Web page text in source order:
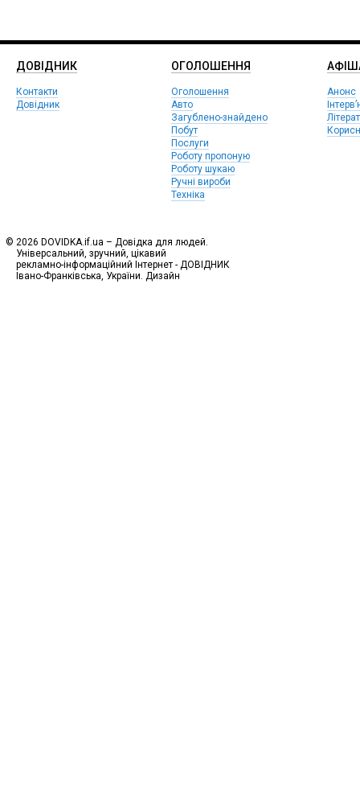
ДОВІДНИК
Контакти
Довідник
ОГОЛОШЕННЯ
Оголошення
Авто
Загублено-знайдено
Побут
Послуги
Роботу пропоную
Роботу шукаю
Ручні вироби
Техніка
Анонс
© 2026 DOVIDKA.if.ua – Довідка для людей.
Універсальний, зручний, цікавий
рекламно-інформаційний Інтернет - ДОВІДНИК
Івано-Франківська, України. Дизайн